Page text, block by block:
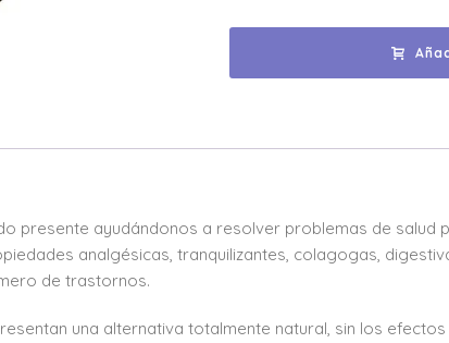
presente ayudándonos a resolver problemas de salud
analgésicas, tranquilizantes, colagogas,
de trastornos.
una alternativa totalmente natural, sin los